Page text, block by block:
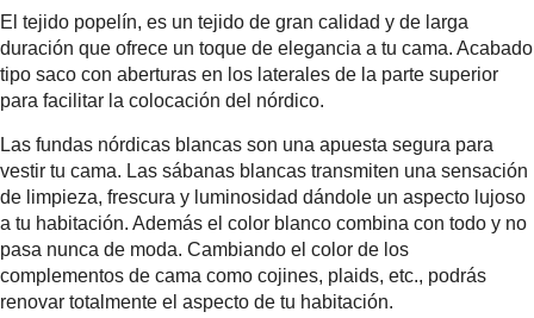
El tejido popelín, es un tejido de gran calidad y de larga
duración que ofrece un toque de elegancia a tu cama. Acabado
tipo saco con aberturas en los laterales de la parte superior
para facilitar la colocación del nórdico.
Las fundas nórdicas blancas son una apuesta segura para
vestir tu cama. Las sábanas blancas transmiten una sensación
de limpieza, frescura y luminosidad dándole un aspecto lujoso
a tu habitación. Además el color blanco combina con todo y no
pasa nunca de moda. Cambiando el color de los
complementos de cama como cojines, plaids, etc., podrás
renovar totalmente el aspecto de tu habitación.